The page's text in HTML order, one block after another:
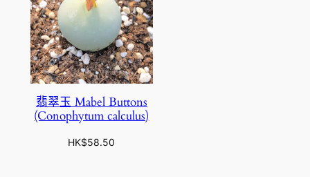
翡翠玉 Mabel Buttons
(Conophytum calculus)
HK$58.50